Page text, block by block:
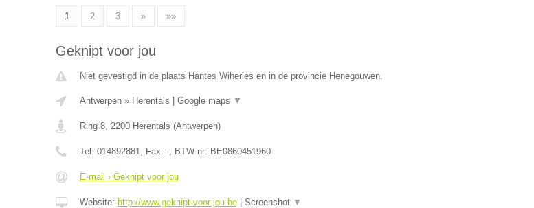
1 2 3 » »»
Geknipt voor jou
Niet gevestigd in de plaats Hantes Wiheries en in de provincie Henegouwen.
Antwerpen» Herentals Google maps ▼
Ring 8, 2200 Herentals (Antwerpen)
Tel: 014892881, Fax: -, BTW-nr: BE0860451960
E-mail › Geknipt voor jou
Website: http://www.geknipt-voor-jou.be| Screenshot ▼